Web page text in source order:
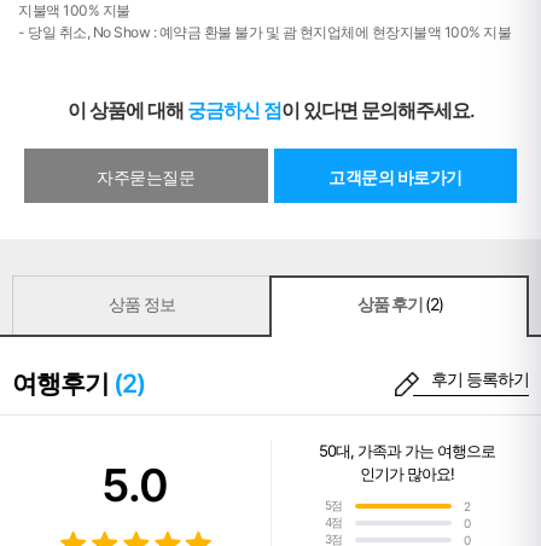
지불액 100% 지불
- 당일 취소, No Show : 예약금 환불 불가 및 괌 현지업체에 현장지불액 100% 지불
이 상품에 대해 궁금하신 점이 있다면 문의해주세요.
자주묻는질문 고객문의 바로가기
상품 정보 상품 후기(2)
여행후기 (2) 후기 등록하기
5.0
50대, 가족과 가는 여행으로
인기가 많아요!
5점
2
4점
0
3점
0